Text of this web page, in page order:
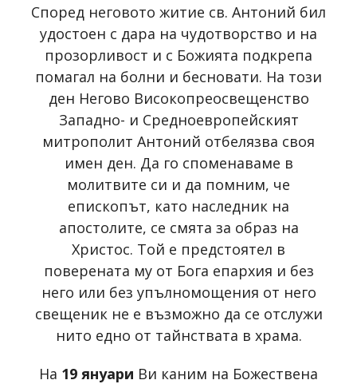
Според неговото житие св. Антоний бил
удостоен с дара на чудотворство и на
прозорливост и с Божията подкрепа
помагал на болни и бесновати. На този
ден Негово Високопреосвещенство
Западно- и Средноевропейският
митрополит Антоний отбелязва своя
имен ден. Да го споменаваме в
молитвите си и да помним, че
епископът, като наследник на
апостолите, се смята за образ на
Христос. Той е предстоятел в
поверената му от Бога епархия и без
него или без упълномощения от него
свещеник не е възможно да се отслужи
нито едно от тайнствата в храма.
На 19 януари Ви каним на Божествена